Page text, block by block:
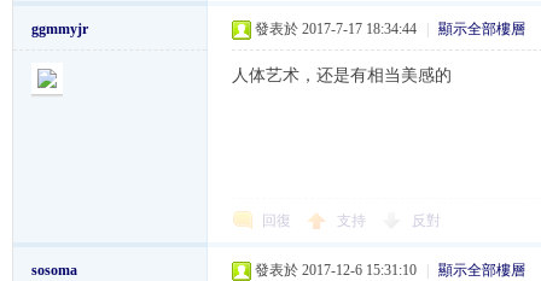
ggmmyjr 發表於 2017-7-17 18:34:44 顯示全部樓層
人体艺术，还是有相当美感的
回復 支持 反對
sosoma 發表於 2017-12-6 15:31:10 顯示全部樓層